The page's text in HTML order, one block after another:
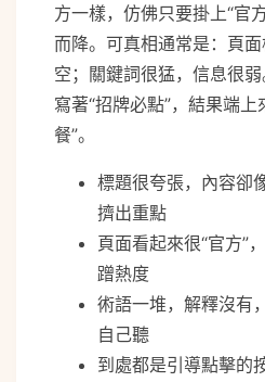
方一樣，仿佛只要掛上“官
而降。可真相通常是：頁
空；關鍵詞很猛，信息很
寫著“招牌必點”，結果端
餐”。
標題很夸張，內容卻
擠出重點
頁面看起來很“官方”
蹭熱度
術語一堆，解釋沒有
自己聽
到處都是引導點擊的